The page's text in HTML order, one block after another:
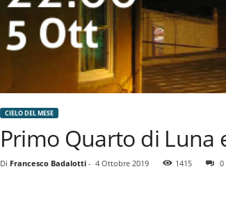
CIELO DEL MESE
Primo Quarto di Luna
Di Francesco Badalotti- 4 Ottobre 2019 1415 0